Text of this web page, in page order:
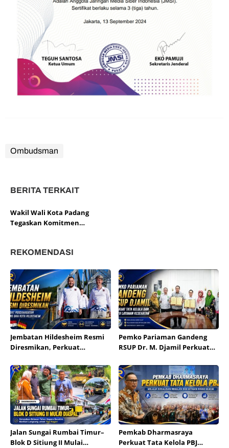
Ombudsman
BERITA TERKAIT
Wakil Wali Kota Padang
Tegaskan Komitmen
REKOMENDASI
Jembatan Hildesheim Resmi
Diresmikan, Perkuat
Kota Hildesheim
Pemko Pariaman Gandeng
RSUP Dr. M. Djamil Perkuat
Layanan Kesehatan
Jalan Sungai Rumbai Timur–
Blok D Sitiung II Mulai
Pemkab Dharmasraya
Perkuat Tata Kelola PBJ